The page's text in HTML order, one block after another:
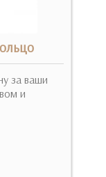
за ваши
и